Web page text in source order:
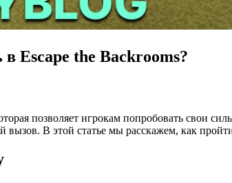
Escape the Backrooms?
позволяет игрокам попробовать
вызов. В этой статье мы расскажем, как